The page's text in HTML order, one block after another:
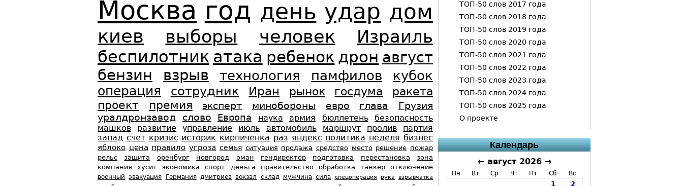
Москва год день удар дом
киев выборы человек Израиль
беспилотник атака ребенок дрон август
бензин
взрыв технология памфилов кубок
операция сотрудник Иран рынок госдума
ракета
проект
премия эксперт минобороны евро глава
Грузия
уралдронзавод
слово Европа наука армия бюллетень
безопасность
машков
развитие управление июль автомобиль маршрут пролив
партия
запад счет кризис историк кирпиченка раз яндекс политика неделя бизнес
яблоко цена правило угроза семья ситуация продажа средство место решение пожар
рельс
защита оренбург новгород оман гендиректор подготовка перестановка
зона
компания
хусит экономика спорт деньга правительство обработка танкер отключение
военный эвакуация Германия дмитриев вокзал склад мужчина сила спецоперация рука взрывчатка
ТОП-50 слов 2017 года
ТОП-50 слов 2018 года
ТОП-50 слов 2019 года
ТОП-50 слов 2020 года
ТОП-50 слов 2021 года
ТОП-50 слов 2022 года
ТОП-50 слов 2023 года
ТОП-50 слов 2024 года
ТОП-50 слов 2025 года
О проекте
Календарь
← август 2026 →
Пн Вт Ср Чт Пт Сб Вс
1 2